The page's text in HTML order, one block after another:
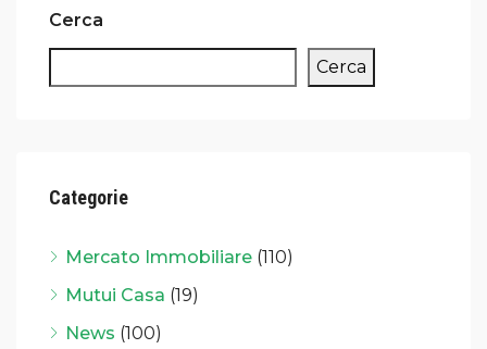
Cerca
Cerca
Categorie
Mercato Immobiliare (110)
Mutui Casa (19)
News (100)